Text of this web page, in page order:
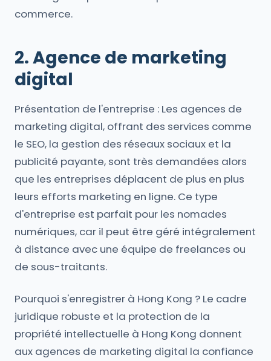
commerce.
2. Agence de marketing
digital
Présentation de l'entreprise : Les agences de
marketing digital, offrant des services comme
le SEO, la gestion des réseaux sociaux et la
publicité payante, sont très demandées alors
que les entreprises déplacent de plus en plus
leurs efforts marketing en ligne. Ce type
d'entreprise est parfait pour les nomades
numériques, car il peut être géré intégralement
à distance avec une équipe de freelances ou
de sous-traitants.
Pourquoi s'enregistrer à Hong Kong ? Le cadre
juridique robuste et la protection de la
propriété intellectuelle à Hong Kong donnent
aux agences de marketing digital la confiance